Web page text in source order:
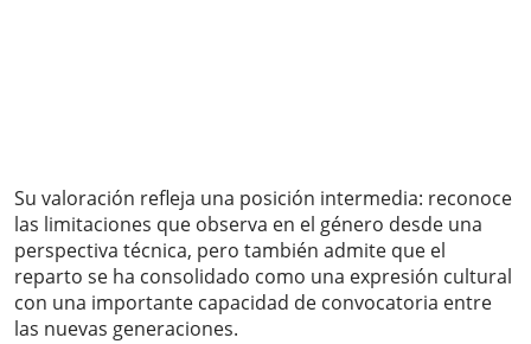
Su valoración refleja una posición intermedia: reconoce
las limitaciones que observa en el género desde una
perspectiva técnica, pero también admite que el
reparto se ha consolidado como una expresión cultural
con una importante capacidad de convocatoria entre
las nuevas generaciones.